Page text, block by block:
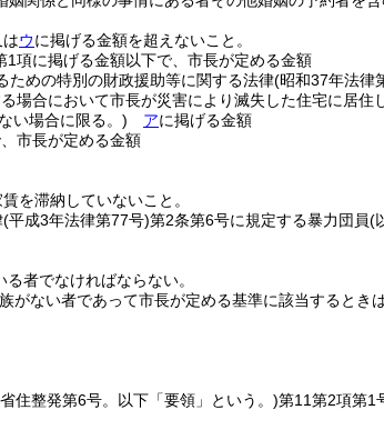
はウに掲げる金額を超えないこと。
項に掲げる金額以下で、市長が定める金額
ための特別の財政援助等に関する法律(昭和37年法律
場合において市長が災害により滅失した住宅に居住
い場合に限る。) アに掲げる金額
市長が定める金額
を滞納していないこと。
(平成3年法律第77号)第2条第6号に規定する暴力団員(
者でなければならない。
がない者であって市長が定める基準に該当するときは
住整発第6号。以下「要領」という。)第11第2項第1